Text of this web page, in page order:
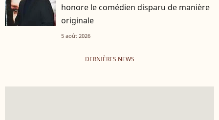
honore le comédien disparu de manière
originale
5 août 2026
DERNIÈRES NEWS